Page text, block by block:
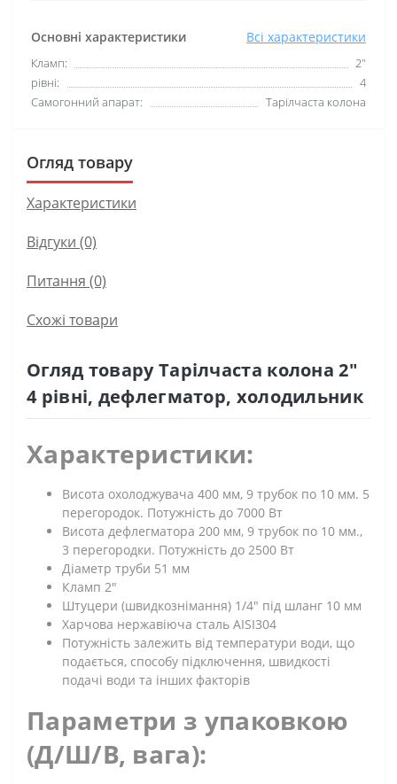
Основні характеристики Всі характеристики
Кламп:
2"
рівні:
4
Самогонний апарат:
Тарілчаста колона
Огляд товару
Характеристики
Відгуки (0)
Питання (0)
Схожі товари
Огляд товару Тарілчаста колона 2"
4 рівні, дефлегматор, холодильник
Характеристики:
Висота охолоджувача 400 мм, 9 трубок по 10 мм. 5
перегородок. Потужність до 7000 Вт
Висота дефлегматора 200 мм, 9 трубок по 10 мм.,
3 перегородки. Потужність до 2500 Вт
Діаметр труби 51 мм
Кламп 2"
Штуцери (швидкознімання) 1/4" під шланг 10 мм
Харчова нержавіюча сталь AISI304
Потужність залежить від температури води, що
подається, способу підключення, швидкості
подачі води та інших факторів
Параметри з упаковкою
(Д/Ш/В, вага):